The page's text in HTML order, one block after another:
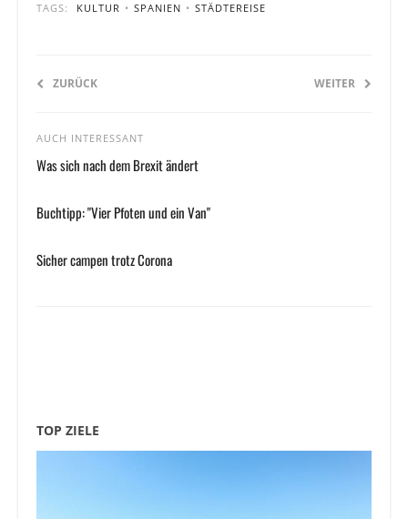
TAGS: KULTUR • SPANIEN • STÄDTEREISE
ZURÜCK WEITER
AUCH INTERESSANT
Was sich nach dem Brexit ändert
Buchtipp: "Vier Pfoten und ein Van"
Sicher campen trotz Corona
TOP ZIELE